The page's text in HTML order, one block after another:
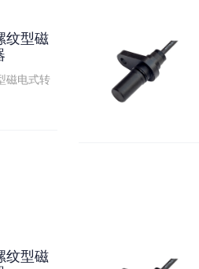
纹型磁
磁电式转
纹型磁